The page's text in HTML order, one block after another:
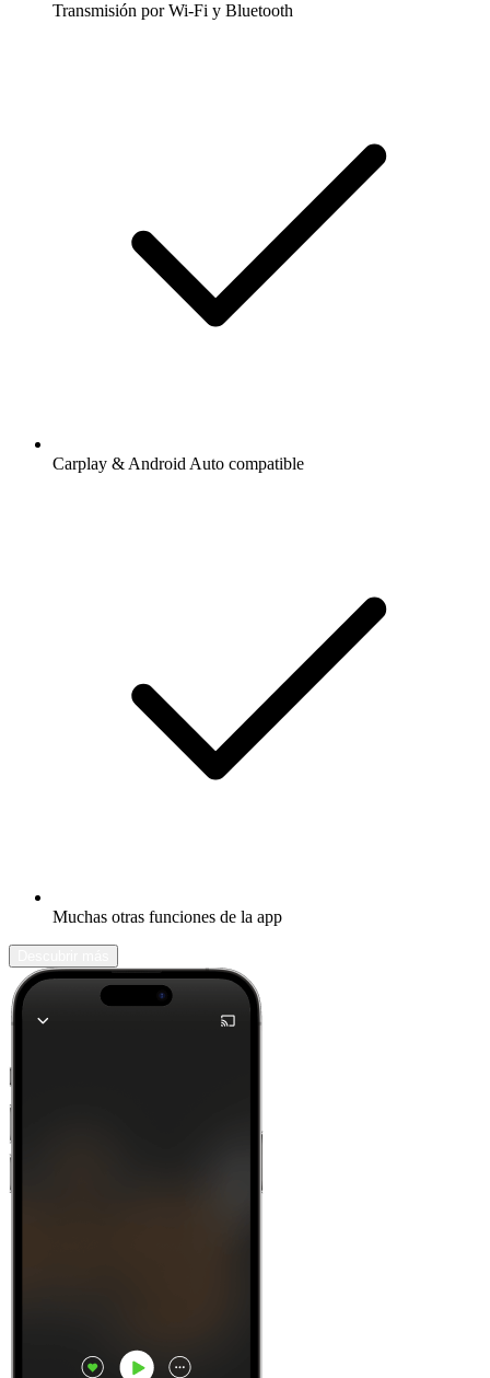
Transmisión por Wi-Fi y Bluetooth
Carplay & Android Auto compatible
Muchas otras funciones de la app